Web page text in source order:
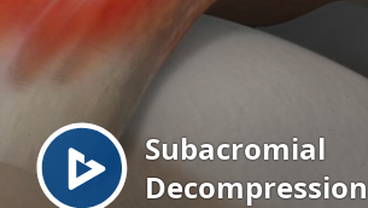
Subacromial
Decompression